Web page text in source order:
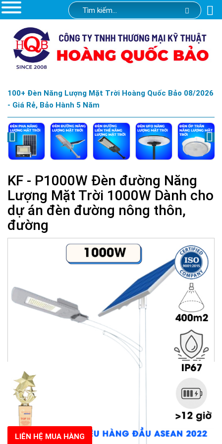
100+ Đèn Năng Lượng Mặt Trời Hoàng Quốc Bảo 08/2026
- Giá Rẻ, Bảo Hành 5 Năm
KF - P1000W Đèn đường Năng
Lượng Mặt Trời 1000W Dành cho
dự án đèn đường nông thôn,
đường
LIÊN HỆ MUA HÀNG